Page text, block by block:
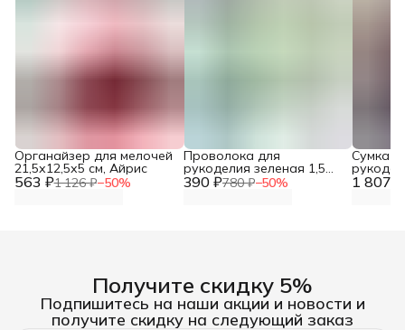
563 ₽1 126 ₽−50%
Органайзер для мелочей
21,5х12,5х5 см, Айрис
390 ₽780 ₽−50%
Проволока для
рукоделия зеленая 1,5
мм*10 м Astra&Craft 1 807 ₽
Сумка
Получите скидку 5%
Подпишитесь на наши акции и новости и
получите скидку на следующий заказ